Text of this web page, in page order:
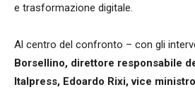
e trasformazione digitale.
Al centro del confronto – con gli
Borsellino, direttore responsabile
Italpress, Edoardo Rixi, vice